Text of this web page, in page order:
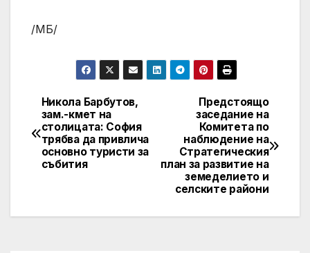
/МБ/
Post
navigation
Предстоящо
заседание на
Комитета по
наблюдение на
Стратегическия
план за развитие на
земеделието и
селските райони
Никола Барбутов,
зам.-кмет на
столицата: София
трябва да привлича
основно туристи за
събития